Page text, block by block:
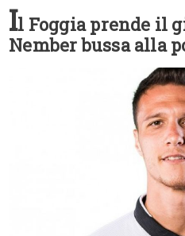
Il Foggia prende il
Nember bussa alla